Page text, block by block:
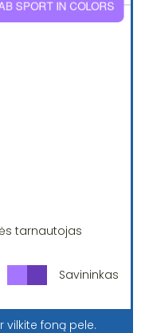
tarnautojas
Savininkas
vilkite foną pele.